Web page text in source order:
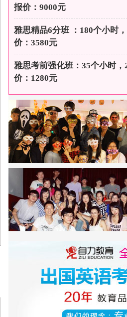
报价：9000元
雅思精品6分班 ：180个小时
价：3580元
雅思考前强化班：35个小时
价：1280元